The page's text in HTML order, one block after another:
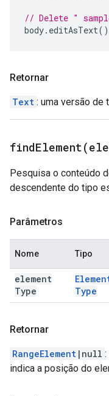
// Delete "
body. editAsText
Retornar
Text : uma versão de
findElement(
Pesquisa o conteúdo
descendente do tipo
Parâmetros
Nome Tipo
element
Type
Type
Retornar
RangeElement |null
indica a posição do